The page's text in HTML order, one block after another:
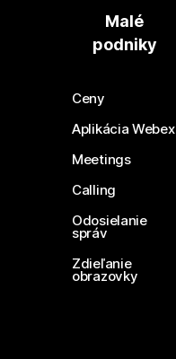
Malé
podniky
Ceny
Aplikácia Webex
Meetings
Calling
Odosielanie
správ
Zdieľanie
obrazovky